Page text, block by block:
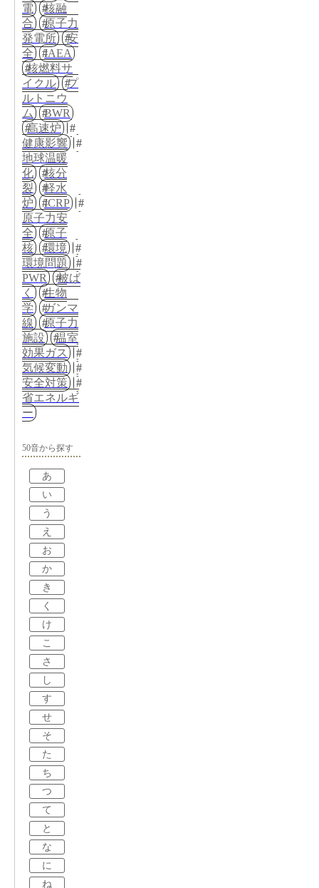
電
核融
合
原子力
発電所
安
全
IAEA
核燃料サ
イクル
プ
ルトニウ
ム
BWR
高速炉
健康影響
地球温暖
化
核分
裂
軽水
炉
ICRP
原子力安
全
原子
核
環境
環境問題
PWR
被ば
く
生物
学
ガンマ
線
原子力
施設
温室
効果ガス
気候変動
安全対策
省エネルギ
ー
50音から探す
あ
い
う
え
お
か
き
く
け
こ
さ
し
す
せ
そ
た
ち
つ
て
と
な
に
ね